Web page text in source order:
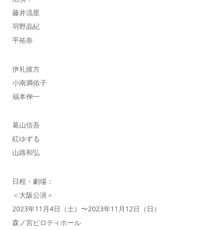
藤井流星
⽻野晶紀
平祐奈
伊礼彼⽅
⼩南満佑⼦
福本伸⼀
葛⼭信吾
紅ゆずる
⼭路和弘
⽇程・劇場：
＜⼤阪公演＞
2023年11⽉4⽇（⼟）〜2023年11⽉12⽇（⽇）
森ノ宮ピロティホール